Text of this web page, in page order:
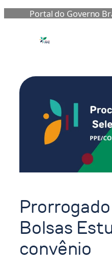
Portal do Governo
Bolsas
convênio